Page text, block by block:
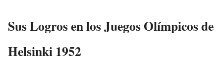
Sus Logros en los Juegos Olímpicos de
Helsinki 1952